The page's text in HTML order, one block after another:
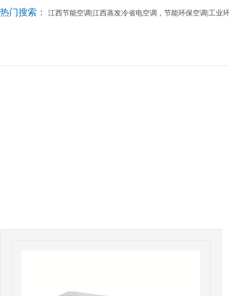
热门搜索： 江西节能空调|江西蒸发冷省电空调，节能环保空调|工业